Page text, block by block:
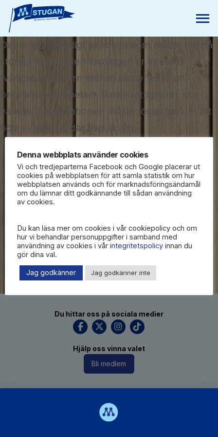
Det är ett allvarligt problem som måste tas på
största allvar. Men lösningen är inte att
tvångsbussa barn mellan skolor eller att
begränsa valfriheten. Barns rättigheter ska
värnas. Segregationen måste lösas genom att
höja kvaliteten där den är låg.
Du hittar oss på sociala medier
Hjälp oss vinna valet
Bli medlem
Denna webbplats använder cookies
Vi och tredjeparterna Facebook och Google placerar ut
cookies på webbplatsen för att samla statistik om hur
webbplatsen används och för marknadsföringsändamål
om du lämnar ditt godkännande till sådan användning
av cookies.
Du kan läsa mer om cookies i vår cookiepolicy och om
hur vi behandlar personuppgifter i samband med
användning av cookies i vår integritetspolicy innan du
gör dina val.
Jag godkänner Jag godkänner inte